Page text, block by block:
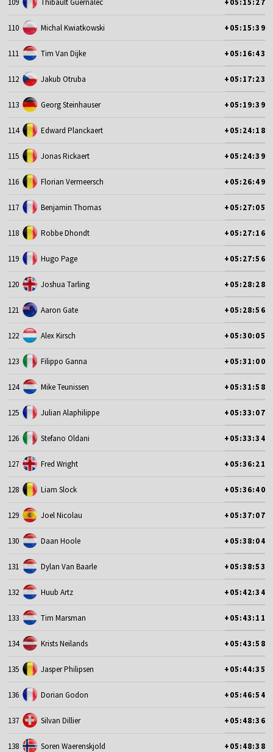
110 Michal Kwiatkowski +05:15:39
111 Tim Van Dijke +05:16:43
112 Jakub Otruba +05:17:23
113 Georg Steinhauser +05:19:39
114 Edward Planckaert +05:24:18
115 Jonas Rickaert +05:24:39
116 Florian Vermeersch +05:26:49
117 Benjamin Thomas +05:27:05
118 Robbe Dhondt +05:27:16
119 Hugo Page +05:27:56
120 Joshua Tarling +05:28:28
121 Aaron Gate +05:28:56
122 Alex Kirsch +05:30:05
123 Filippo Ganna +05:31:00
124 Mike Teunissen +05:31:58
125 Julian Alaphilippe +05:33:07
126 Stefano Oldani +05:33:34
127 Fred Wright +05:36:21
128 Liam Slock +05:36:40
129 Joel Nicolau +05:37:07
130 Daan Hoole +05:38:04
131 Dylan Van Baarle +05:38:53
132 Huub Artz +05:42:34
133 Tim Marsman +05:43:11
134 Krists Neilands +05:43:58
135 Jasper Philipsen +05:44:35
136 Dorian Godon +05:46:54
137 Silvan Dillier +05:48:36
138 Soren Waerenskjold +05:48:38